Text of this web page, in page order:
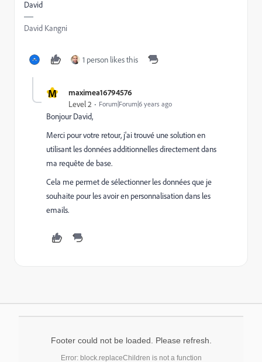
David
David Kangni
1 person likes this
M maximea16794576
Level 2 Forum|Forum|6 years ago
Bonjour David,
Merci pour votre retour, j'ai trouvé une solution en
utilisant les données additionnelles directement dans
ma requête de base.
Cela me permet de sélectionner les données que je
souhaite pour les avoir en personnalisation dans les
emails.
Footer could not be loaded. Please refresh.
Error: block.replaceChildren is not a function